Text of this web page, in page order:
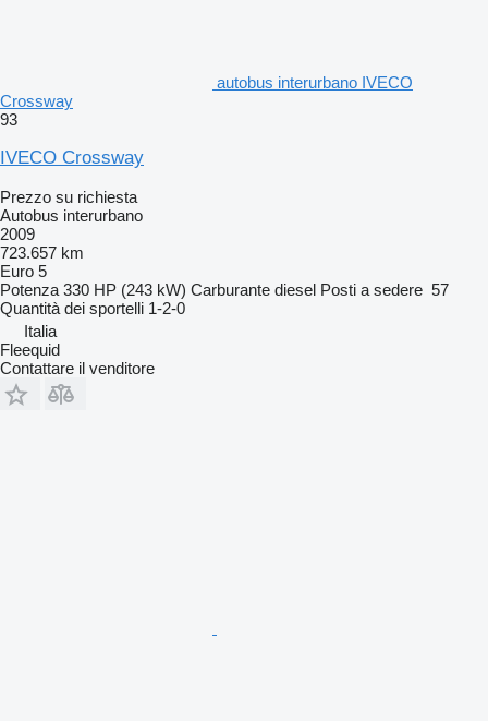
autobus interurbano IVECO
Crossway
93
IVECO Crossway
Prezzo su richiesta
Autobus interurbano
2009
723.657 km
Euro 5
Potenza 330 HP (243 kW) Carburante diesel Posti a sedere 57
Quantità dei sportelli 1-2-0
Italia
Fleequid
Contattare il venditore